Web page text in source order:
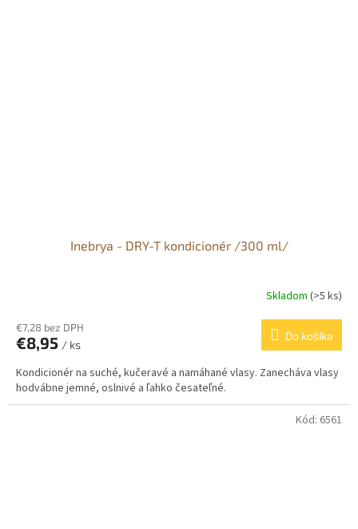
Inebrya - DRY-T kondicionér /300 ml/
Skladom (>5 ks)
€7,28 bez DPH
€8,95 / ks
Do košíka
Kondicionér na suché, kučeravé a namáhané vlasy. Zanecháva vlasy
hodvábne jemné, oslnivé a ľahko česateľné.
Kód: 6561